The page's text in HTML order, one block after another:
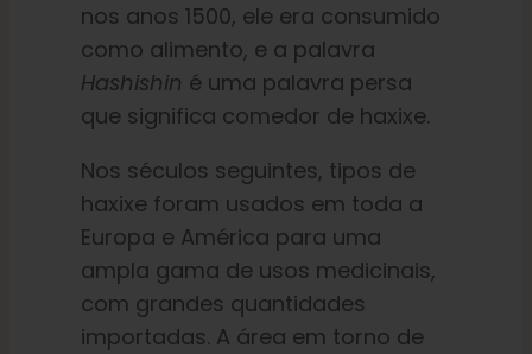
nos anos 1500, ele era consumido
como alimento, e a palavra
Hashishin é uma palavra persa
que significa comedor de haxixe.
Nos séculos seguintes, tipos de
haxixe foram usados em toda a
Europa e América para uma
ampla gama de usos medicinais,
com grandes quantidades
importadas. A área em torno de